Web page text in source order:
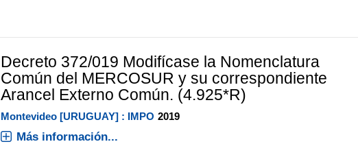
Decreto 372/019 Modifícase la Nomenclatura
Común del MERCOSUR y su correspondiente
Arancel Externo Común. (4.925*R)
Montevideo [URUGUAY] : IMPO 2019
Más información...